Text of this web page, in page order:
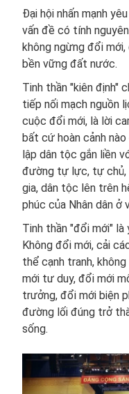
Đại hội nhấn mạnh
vấn đề có tính
không ngừng đổi
bền vững đất nước.
Tinh thần "kiên định"
tiếp nối mạch nguồn
cuộc đổi mới, là lời
bất cứ hoàn cảnh
lập dân tộc gắn liền
đường tự lực, tự chủ,
gia, dân tộc lên trên
phúc của Nhân dân ở
Tinh thần "đổi mới" là
Không đổi mới, cải
thể cạnh tranh,
mới tư duy, đổi mới
trưởng, đổi mới biện
đường lối đúng trở
sống.